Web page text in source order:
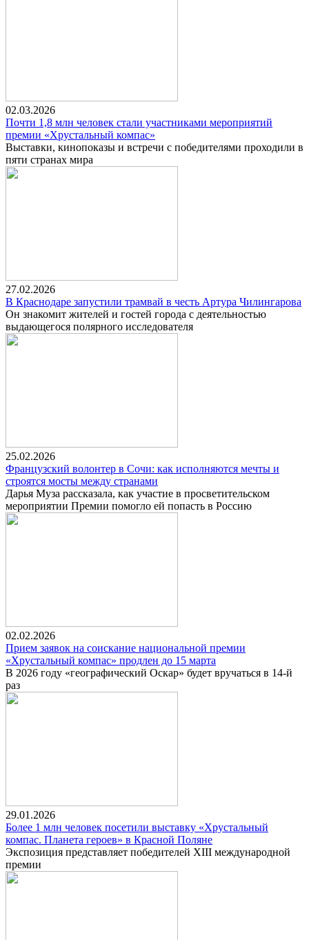
02.03.2026
Почти 1,8 млн человек стали участниками мероприятий
премии «Хрустальный компас»
Выставки, кинопоказы и встречи с победителями проходили в
пяти странах мира
27.02.2026
В Краснодаре запустили трамвай в честь Артура Чилингарова
Он знакомит жителей и гостей города с деятельностью
выдающегося полярного исследователя
25.02.2026
Французский волонтер в Сочи: как исполняются мечты и
строятся мосты между странами
Дарья Муза рассказала, как участие в просветительском
мероприятии Премии помогло ей попасть в Россию
02.02.2026
Прием заявок на соискание национальной премии
«Хрустальный компас» продлен до 15 марта
В 2026 году «географический Оскар» будет вручаться в 14-й
раз
29.01.2026
Более 1 млн человек посетили выставку «Хрустальный
компас. Планета героев» в Красной Поляне
Экспозиция представляет победителей XIII международной
премии